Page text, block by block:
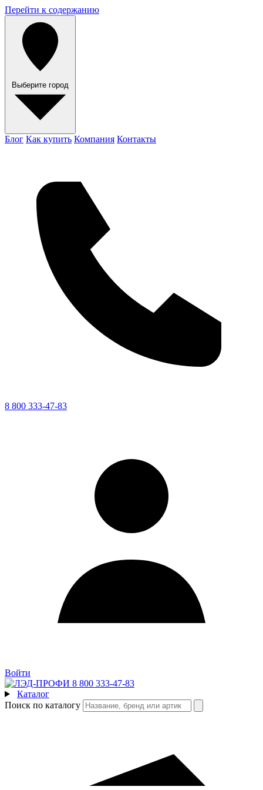
Перейти к содержанию
Выберите город
Блог Как купить Компания Контакты
8 800 333-47-83
Войти
8 800 333-47-83
Каталог
Поиск по каталогу